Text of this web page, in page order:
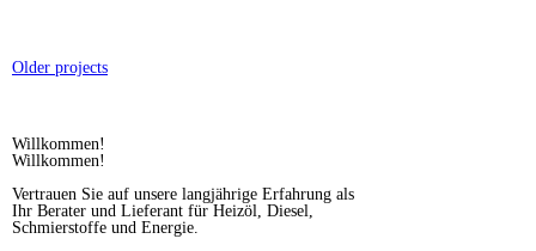
Older projects
Willkommen!
Willkommen!
Vertrauen Sie auf unsere langjährige Erfahrung als
Ihr Berater und Lieferant für Heizöl, Diesel,
Schmierstoffe und Energie.